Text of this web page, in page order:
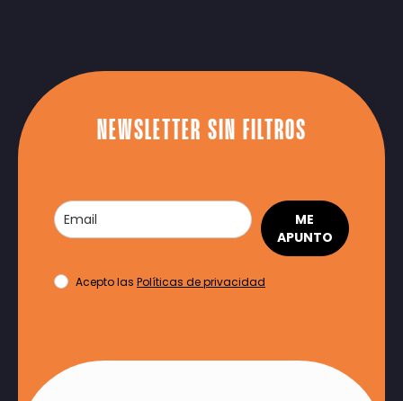
NEWSLETTER SIN FILTROS
ME
APUNTO
Acepto las Políticas de privacidad